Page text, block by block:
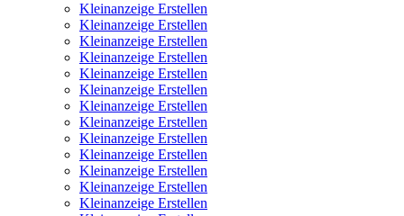
Kleinanzeige Erstellen
Kleinanzeige Erstellen
Kleinanzeige Erstellen
Kleinanzeige Erstellen
Kleinanzeige Erstellen
Kleinanzeige Erstellen
Kleinanzeige Erstellen
Kleinanzeige Erstellen
Kleinanzeige Erstellen
Kleinanzeige Erstellen
Kleinanzeige Erstellen
Kleinanzeige Erstellen
Kleinanzeige Erstellen